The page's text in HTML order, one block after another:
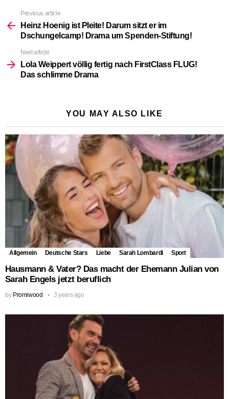
more
Previous article
Heinz Hoenig ist Pleite! Darum sitzt er im
Dschungelcamp! Drama um Spenden-Stiftung!
Next article
Lola Weippert völlig fertig nach FirstClass FLUG!
Das schlimme Drama
YOU MAY ALSO LIKE
Allgemein Deutsche Stars Liebe Sarah Lombardi Sport
Hausmann & Vater? Das macht der Ehemann Julian von
Sarah Engels jetzt beruflich
by Promiwood 3 years ago